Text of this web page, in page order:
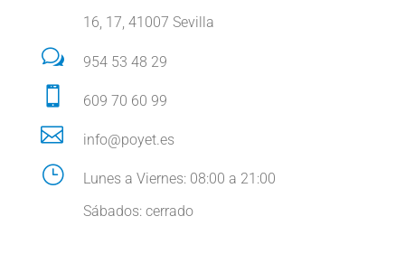
16, 17, 41007 Sevilla
w 954 53 48 29
 609 70 60 99
 info@poyet.es
}
Lunes a Viernes: 08:00 a 21:00
Sábados: cerrado